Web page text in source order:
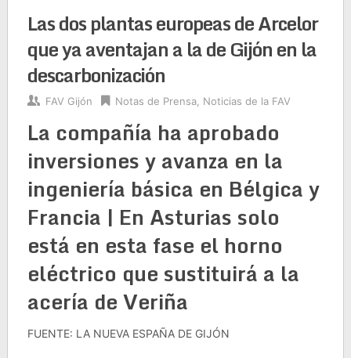
Las dos plantas europeas de Arcelor
que ya aventajan a la de Gijón en la
descarbonización
FAV Gijón Notas de Prensa, Noticias de la FAV
La compañía ha aprobado
inversiones y avanza en la
ingeniería básica en Bélgica y
Francia | En Asturias solo
está en esta fase el horno
eléctrico que sustituirá a la
acería de Veriña
FUENTE: LA NUEVA ESPAÑA DE GIJÓN